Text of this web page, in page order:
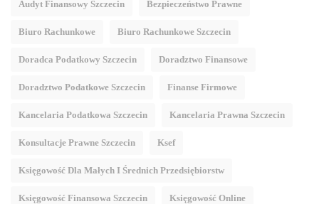
Audyt Finansowy Szczecin Bezpieczeństwo Prawne
Biuro Rachunkowe Biuro Rachunkowe Szczecin
Doradca Podatkowy Szczecin Doradztwo Finansowe
Doradztwo Podatkowe Szczecin Finanse Firmowe
Kancelaria Podatkowa Szczecin Kancelaria Prawna Szczecin
Konsultacje Prawne Szczecin Ksef
Księgowość Dla Małych I Średnich Przedsiębiorstw
Księgowość Finansowa Szczecin Księgowość Online